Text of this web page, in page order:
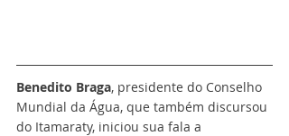
Benedito Braga, presidente do Conselho
Mundial da Água, que também discursou
do Itamaraty, iniciou sua fala a